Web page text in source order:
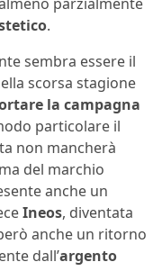
.
sembra essere il
scorsa stagione
la campagna
particolare il
non mancherà
del marchio
anche un
Ineos, diventata
anche un ritorno
dall’argento